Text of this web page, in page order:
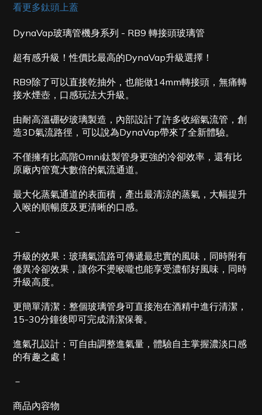
看更多鈦頭上蓋
DynaVap玻璃管機身系列 - RB9 轉接頭玻璃管
超有感升級！性價比最高的DynaVap升級選擇！
RB9除了可以直接乾抽外，也能做14mm轉接頭，無痛轉
接水煙壺，口感玩法大升級。
由耐高溫硼矽玻璃製造，內部設計了許多收縮氣流管，創
造3D氣流路徑，可以說為DynaVap帶來了全新體驗。
不僅擁有比高階Omni鈦製管身更強的冷卻效率，還有比
原廠內管寬大數倍的氣流通道。
最大化蒸氣通道的表面積，產出最清涼的蒸氣，大幅提升
入喉的順暢度及更清晰的口感。
－
升級的效果：玻璃氣流路可傳遞最忠實的風味，同時附有
優異冷卻效果，讓你不燙喉嚨也能享受濃郁好風味，同時
升級高度。
更簡單清潔：整個玻璃管身可直接泡在酒精中進行清潔，
15-30分鐘後即可完成清潔保養。
進氣孔設計：可自由調整進氣量，體驗自主掌握濃淡口感
的有趣之處！
－
商品內容物